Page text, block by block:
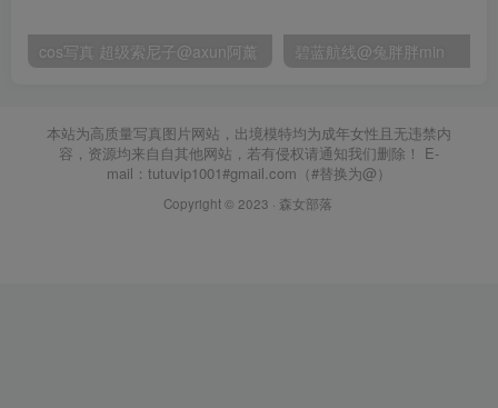
cos写真 超级索尼子@axun阿薰 碧蓝航线@兔胖胖min
本站为高质量写真图片网站，出境模特均为成年女性且无违禁内
容，资源均来自自其他网站，若有侵权请通知我们删除！ E-
mail：tutuvip1001#gmail.com（#替换为@）
Copyright © 2023 · 森女部落